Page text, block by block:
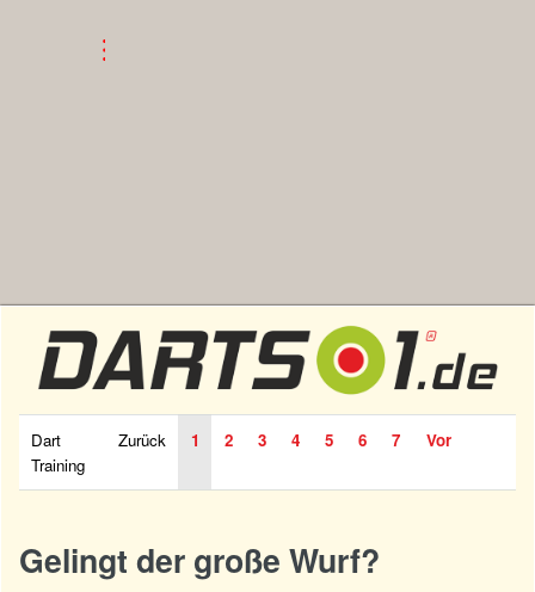
Dart
Training
Zurück 1 2 3 4 5 6 7 Vor
Gelingt der große Wurf?